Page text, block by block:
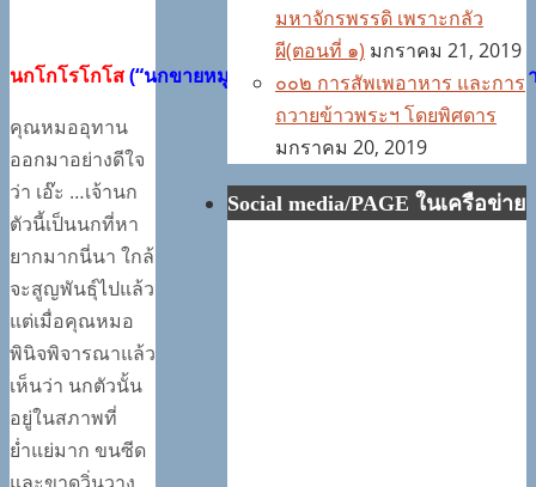
นกโกโรโกโส(“นกขายหมู”ในคำเรียกท้องถิ่น) ปัจจุบันพบน้อยม
คุณหมออุทาน
ออกมาอย่างดีใจ
ว่า เอ๊ะ …เจ้านก
ตัวนี้เป็นนกที่หา
ยากมากนี่นา ใกล้
จะสูญพันธุ์ไปแล้ว
แต่เมื่อคุณหมอ
พินิจพิจารณาแล้ว
เห็นว่า นกตัวนั้น
อยู่ในสภาพที่
ย่ำแย่มาก ขนซีด
มหาจักรพรรดิ เพราะกลัว
ผี(ตอนที่ ๑) มกราคม 21, 2019
๐๐๒ การสัพเพอาหาร และการ
ถวายข้าวพระฯ โดยพิศดาร
มกราคม 20, 2019
Social media/PAGE ในเครือข่าย